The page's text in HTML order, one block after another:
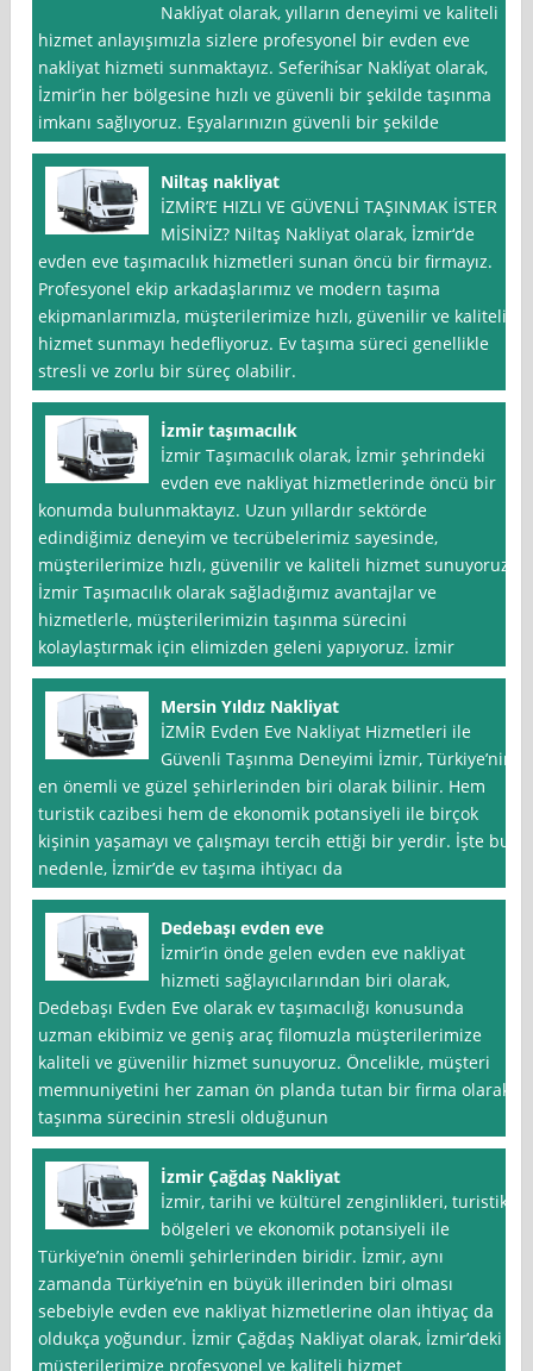
Nakli̇yat olarak, yılların deneyimi ve kaliteli
hizmet anlayışımızla sizlere profesyonel bir evden eve
nakliyat hizmeti sunmaktayız. Seferi̇hi̇sar Nakli̇yat olarak,
İzmir’in her bölgesine hızlı ve güvenli bir şekilde taşınma
imkanı sağlıyoruz. Eşyalarınızın güvenli bir şekilde
Niltaş nakliyat
İZMİR’E HIZLI VE GÜVENLİ TAŞINMAK İSTER
MİSİNİZ? Niltaş Nakliyat olarak, İzmir‘de
evden eve taşımacılık hizmetleri sunan öncü bir firmayız.
Profesyonel ekip arkadaşlarımız ve modern taşıma
ekipmanlarımızla, müşterilerimize hızlı, güvenilir ve kaliteli
hizmet sunmayı hedefliyoruz. Ev taşıma süreci genellikle
stresli ve zorlu bir süreç olabilir.
İzmir taşımacılık
İzmir Taşımacılık olarak, İzmir şehrindeki
evden eve nakliyat hizmetlerinde öncü bir
konumda bulunmaktayız. Uzun yıllardır sektörde
edindiğimiz deneyim ve tecrübelerimiz sayesinde,
müşterilerimize hızlı, güvenilir ve kaliteli hizmet sunuyoruz.
İzmir Taşımacılık olarak sağladığımız avantajlar ve
hizmetlerle, müşterilerimizin taşınma sürecini
kolaylaştırmak için elimizden geleni yapıyoruz. İzmir
Mersin Yıldız Nakliyat
İZMİR Evden Eve Nakliyat Hizmetleri ile
Güvenli Taşınma Deneyimi İzmir, Türkiye’nin
en önemli ve güzel şehirlerinden biri olarak bilinir. Hem
turistik cazibesi hem de ekonomik potansiyeli ile birçok
kişinin yaşamayı ve çalışmayı tercih ettiği bir yerdir. İşte bu
nedenle, İzmir’de ev taşıma ihtiyacı da
Dedebaşı evden eve
İzmir’in önde gelen evden eve nakliyat
hizmeti sağlayıcılarından biri olarak,
Dedebaşı Evden Eve olarak ev taşımacılığı konusunda
uzman ekibimiz ve geniş araç filomuzla müşterilerimize
kaliteli ve güvenilir hizmet sunuyoruz. Öncelikle, müşteri
memnuniyetini her zaman ön planda tutan bir firma olarak,
taşınma sürecinin stresli olduğunun
İzmir Çağdaş Nakliyat
İzmir, tarihi ve kültürel zenginlikleri, turistik
bölgeleri ve ekonomik potansiyeli ile
Türkiye’nin önemli şehirlerinden biridir. İzmir, aynı
zamanda Türkiye’nin en büyük illerinden biri olması
sebebiyle evden eve nakliyat hizmetlerine olan ihtiyaç da
oldukça yoğundur. İzmir Çağdaş Nakliyat olarak, İzmir’deki
müşterilerimize profesyonel ve kaliteli hizmet